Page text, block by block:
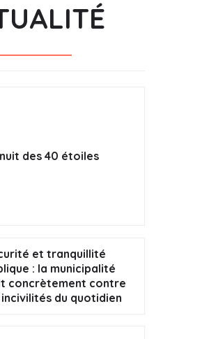
des 40 étoiles
et tranquillité
: la municipalité
concrètement contre
incivilités du quotidien